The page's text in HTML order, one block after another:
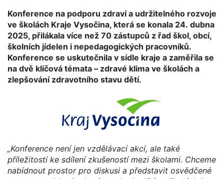
Konference na podporu zdraví a udržitelného rozvoje
ve školách Kraje Vysočina, která se konala 24. dubna
2025, přilákala více než 70 zástupců z řad škol, obcí,
školních jídelen i nepedagogických pracovníků.
Konference se uskutečnila v sídle kraje a zaměřila se
na dvě klíčová témata – zdravé klima ve školách a
zlepšování zdravotního stavu dětí.
„Konference není jen vzdělávací akcí, ale také
příležitostí ke sdílení zkušeností mezi školami. Chceme
nabídnout prostor pro diskusi a představit osvědčené